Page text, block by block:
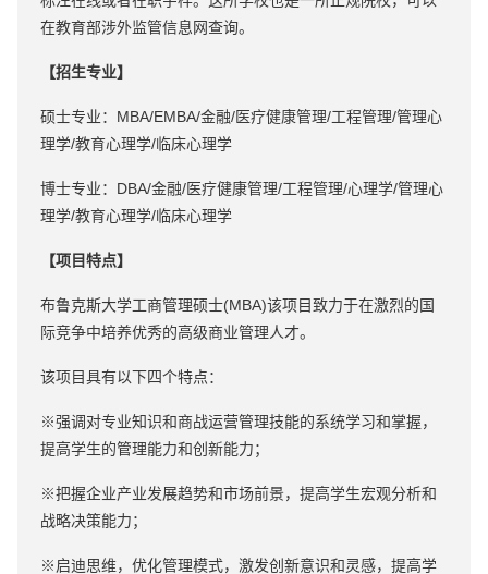
在教育部涉外监管信息网查询。
【招生专业】
硕士专业：MBA/EMBA/金融/医疗健康管理/工程管理/管理心
理学/教育心理学/临床心理学
博士专业：DBA/金融/医疗健康管理/工程管理/心理学/管理心
理学/教育心理学/临床心理学
【项目特点】
布鲁克斯大学工商管理硕士(MBA)该项目致力于在激烈的国
际竞争中培养优秀的高级商业管理人才。
该项目具有以下四个特点：
※强调对专业知识和商战运营管理技能的系统学习和掌握，
提高学生的管理能力和创新能力；
※把握企业产业发展趋势和市场前景，提高学生宏观分析和
战略决策能力；
※启迪思维，优化管理模式，激发创新意识和灵感，提高学